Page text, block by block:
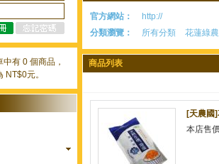
有 0 個商品，
NT$0元。
官方網站：
http://
分類瀏覽：
所有分類 花蓮綠
商品列表
[天農國
本店售